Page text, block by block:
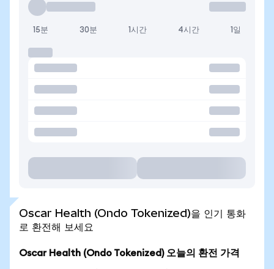
15분 30분 1시간 4시간 1일
Oscar Health (Ondo Tokenized)을 인기 통화
로 환전해 보세요
Oscar Health (Ondo Tokenized) 오늘의 환전 가격